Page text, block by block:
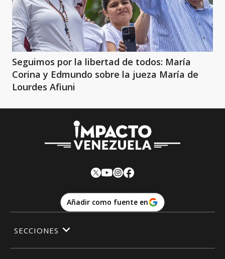
Seguimos por la libertad de todos: María
Corina y Edmundo sobre la jueza María de
Lourdes Afiuni
Añadir como fuente en
SECCIONES